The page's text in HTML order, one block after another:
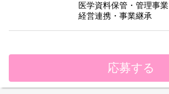
医学資料保管・管理事業
経営連携・事業継承
応募する